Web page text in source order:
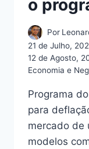
o
Por
21 de Julho,
12 de Agosto,
Economia e
Programa
para
mercado de
modelos